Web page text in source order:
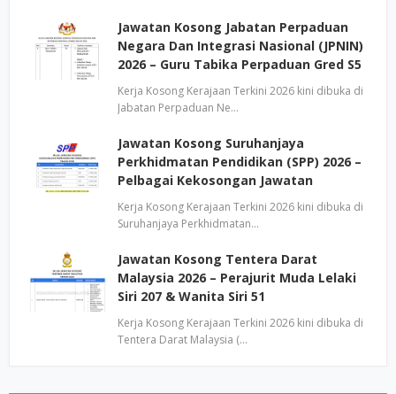
Jawatan Kosong Jabatan Perpaduan
Negara Dan Integrasi Nasional (JPNIN)
2026 – Guru Tabika Perpaduan Gred S5
Kerja Kosong Kerajaan Terkini 2026 kini dibuka di
Jabatan Perpaduan Ne…
Jawatan Kosong Suruhanjaya
Perkhidmatan Pendidikan (SPP) 2026 –
Pelbagai Kekosongan Jawatan
Kerja Kosong Kerajaan Terkini 2026 kini dibuka di
Suruhanjaya Perkhidmatan…
Jawatan Kosong Tentera Darat
Malaysia 2026 – Perajurit Muda Lelaki
Siri 207 & Wanita Siri 51
Kerja Kosong Kerajaan Terkini 2026 kini dibuka di
Tentera Darat Malaysia (…